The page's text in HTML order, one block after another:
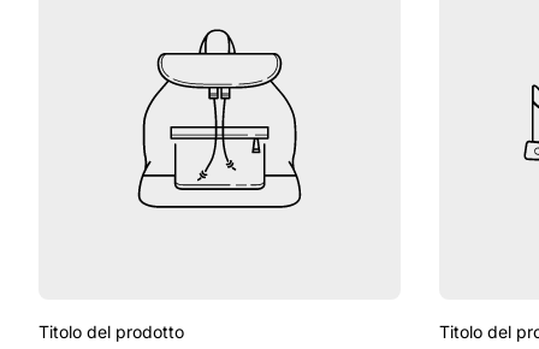
Titolo del prodotto Titolo del